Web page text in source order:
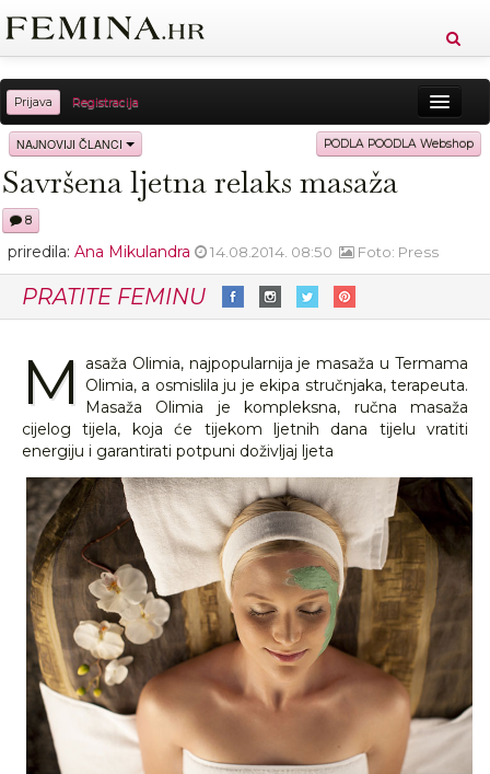
Prijava Registracija
Sreća Zdravlje Vitkost
Moda Ljubav Relax Putovanja Recepti
NAJNOVIJI ČLANCI PODLA POODLA Webshop
Savršena ljetna relaks masaža
8
priredila: Ana Mikulandra 14.08.2014. 08:50 Foto: Press
PRATITE FEMINU
M asaža Olimia, najpopularnija je masaža u Termama
Olimia, a osmislila ju je ekipa stručnjaka, terapeuta.
Masaža Olimia je kompleksna, ručna masaža
cijelog tijela, koja će tijekom ljetnih dana tijelu vratiti
energiju i garantirati potpuni doživljaj ljeta